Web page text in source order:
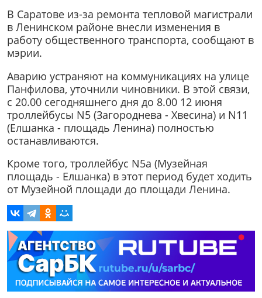
В Саратове из-за ремонта тепловой магистрали
в Ленинском районе внесли изменения в
работу общественного транспорта, сообщают в
мэрии.
Аварию устраняют на коммуникациях на улице
Панфилова, уточнили чиновники. В этой связи,
с 20.00 сегодняшнего дня до 8.00 12 июня
троллейбусы N5 (Загороднева - Хвесина) и N11
(Елшанка - площадь Ленина) полностью
останавливаются.
Кроме того, троллейбус N5а (Музейная
площадь - Елшанка) в этот период будет ходить
от Музейной площади до площади Ленина.